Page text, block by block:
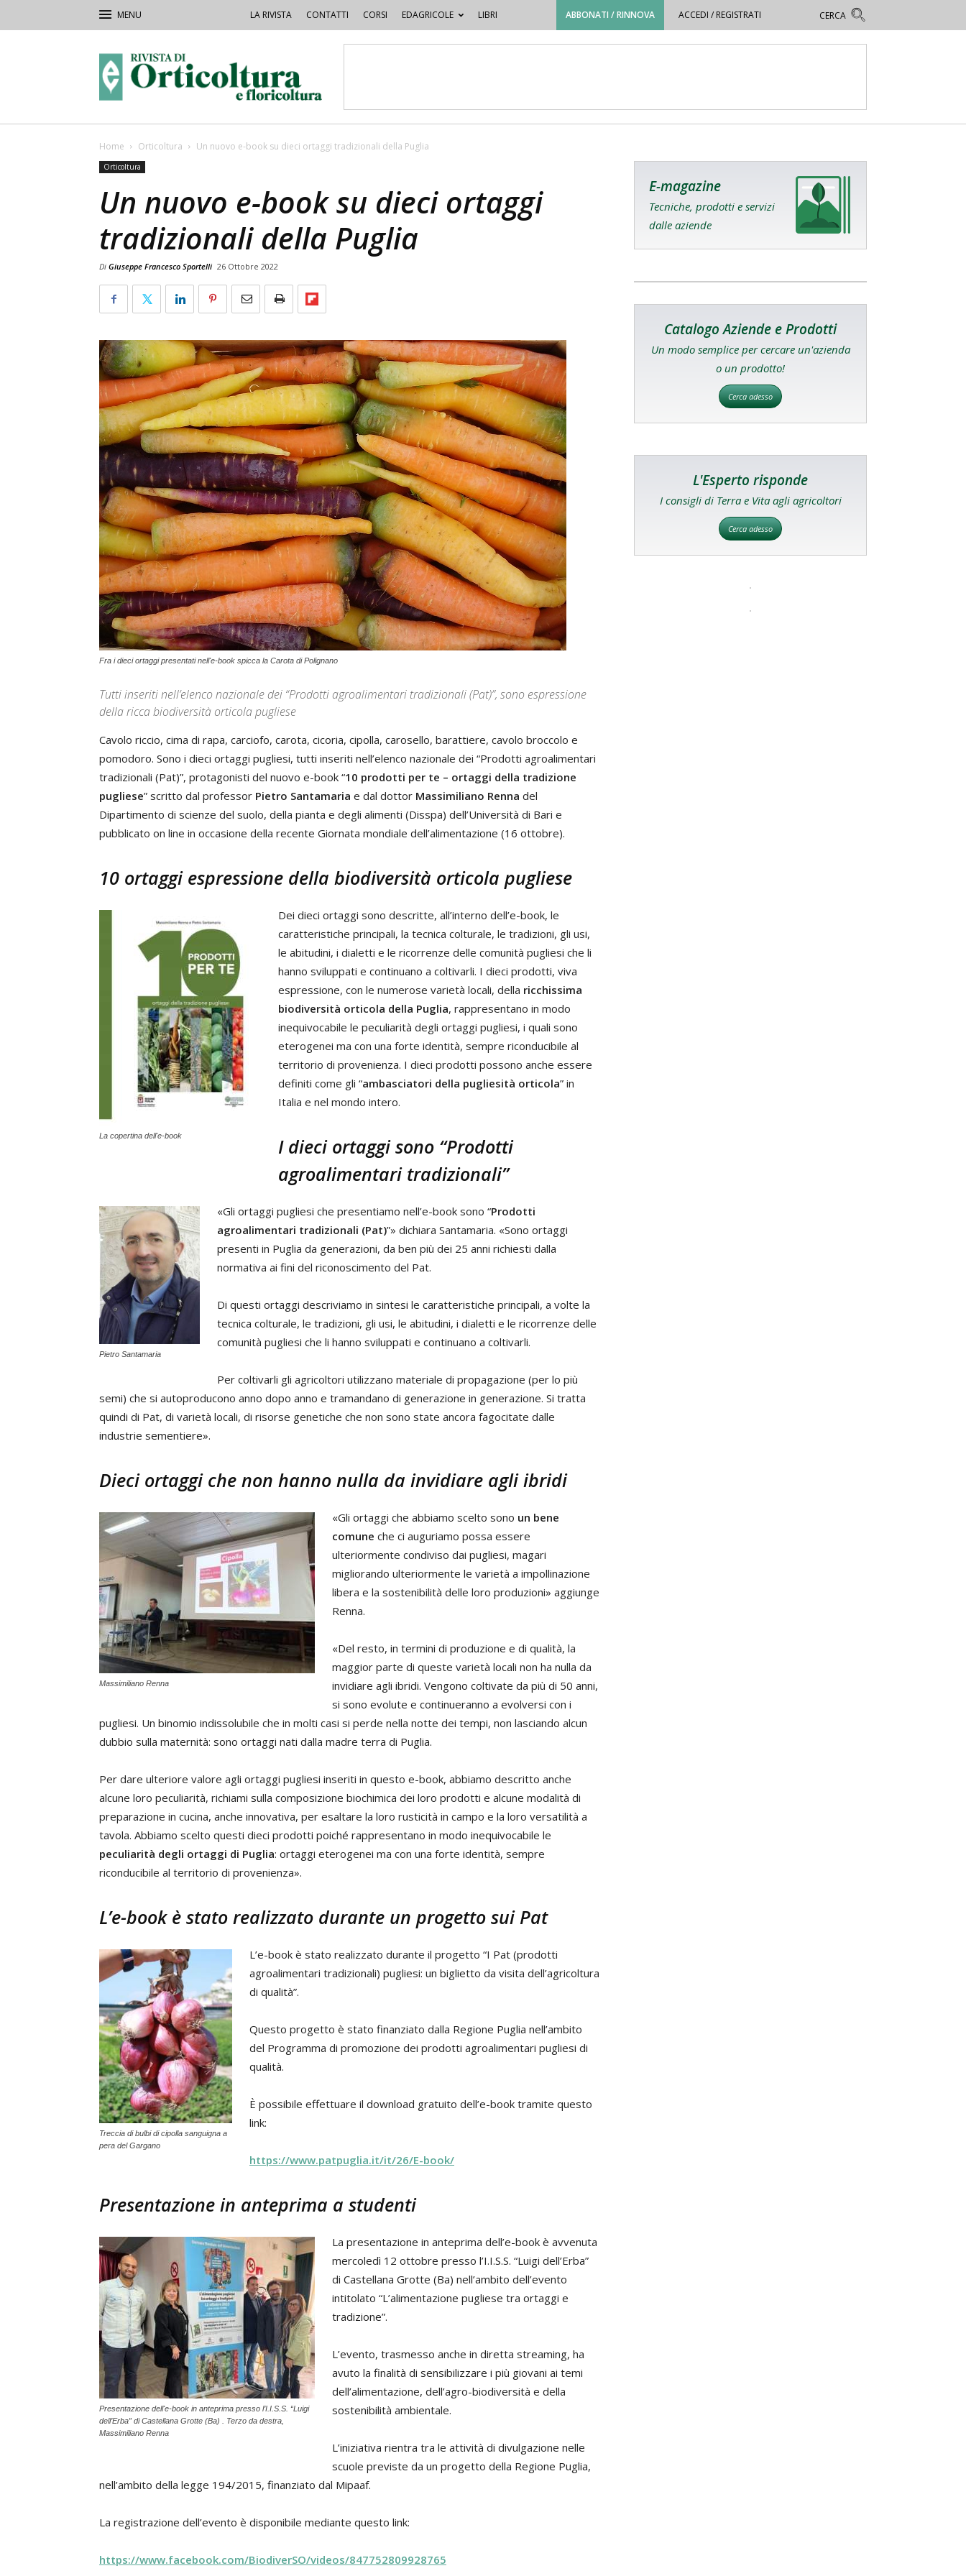
LA RIVISTA CONTATTI CORSI EDAGRICOLE LIBRI ABBONATI / RINNOVA ACCEDI / REGISTRATI
Orticoltura
Home Orticoltura Un nuovo e-book su dieci ortaggi tradizionali della Puglia
Orticoltura
Un nuovo e-book su dieci ortaggi
tradizionali della Puglia
Di Giuseppe Francesco Sportelli 26 Ottobre 2022
Fra i dieci ortaggi presentati nell'e-book spicca la Carota di Polignano
Tutti inseriti nell’elenco nazionale dei “Prodotti agroalimentari tradizionali (Pat)”, sono espressione
della ricca biodiversità orticola pugliese
Cavolo riccio, cima di rapa, carciofo, carota, cicoria, cipolla, carosello, barattiere, cavolo broccolo e
pomodoro. Sono i dieci ortaggi pugliesi, tutti inseriti nell’elenco nazionale dei “Prodotti agroalimentari
tradizionali (Pat)”, protagonisti del nuovo e-book “10 prodotti per te – ortaggi della tradizione
pugliese” scritto dal professor Pietro Santamaria e dal dottor Massimiliano Renna del
Dipartimento di scienze del suolo, della pianta e degli alimenti (Disspa) dell’Università di Bari e
pubblicato on line in occasione della recente Giornata mondiale dell’alimentazione (16 ottobre).
10 ortaggi espressione della biodiversità orticola pugliese
La copertina dell'e-book
Dei dieci ortaggi sono descritte, all’interno dell’e-book, le
caratteristiche principali, la tecnica colturale, le tradizioni, gli usi,
le abitudini, i dialetti e le ricorrenze delle comunità pugliesi che li
hanno sviluppati e continuano a coltivarli. I dieci prodotti, viva
espressione, con le numerose varietà locali, della ricchissima
biodiversità orticola della Puglia, rappresentano in modo
inequivocabile le peculiarità degli ortaggi pugliesi, i quali sono
eterogenei ma con una forte identità, sempre riconducibile al
territorio di provenienza. I dieci prodotti possono anche essere
definiti come gli “ambasciatori della pugliesità orticola” in
Italia e nel mondo intero.
I dieci ortaggi sono “Prodotti
agroalimentari tradizionali”
Pietro Santamaria
«Gli ortaggi pugliesi che presentiamo nell’e-book sono “Prodotti
agroalimentari tradizionali (Pat)”» dichiara Santamaria. «Sono ortaggi
presenti in Puglia da generazioni, da ben più dei 25 anni richiesti dalla
normativa ai fini del riconoscimento del Pat.
Di questi ortaggi descriviamo in sintesi le caratteristiche principali, a volte la
tecnica colturale, le tradizioni, gli usi, le abitudini, i dialetti e le ricorrenze delle
comunità pugliesi che li hanno sviluppati e continuano a coltivarli.
Per coltivarli gli agricoltori utilizzano materiale di propagazione (per lo più
semi) che si autoproducono anno dopo anno e tramandano di generazione in generazione. Si tratta
quindi di Pat, di varietà locali, di risorse genetiche che non sono state ancora fagocitate dalle
industrie sementiere».
Dieci ortaggi che non hanno nulla da invidiare agli ibridi
Massimiliano Renna
«Gli ortaggi che abbiamo scelto sono un bene
comune che ci auguriamo possa essere
ulteriormente condiviso dai pugliesi, magari
migliorando ulteriormente le varietà a impollinazione
libera e la sostenibilità delle loro produzioni» aggiunge
Renna.
«Del resto, in termini di produzione e di qualità, la
maggior parte di queste varietà locali non ha nulla da
invidiare agli ibridi. Vengono coltivate da più di 50 anni,
si sono evolute e continueranno a evolversi con i
pugliesi. Un binomio indissolubile che in molti casi si perde nella notte dei tempi, non lasciando alcun
dubbio sulla maternità: sono ortaggi nati dalla madre terra di Puglia.
Per dare ulteriore valore agli ortaggi pugliesi inseriti in questo e-book, abbiamo descritto anche
alcune loro peculiarità, richiami sulla composizione biochimica dei loro prodotti e alcune modalità di
preparazione in cucina, anche innovativa, per esaltare la loro rusticità in campo e la loro versatilità a
tavola. Abbiamo scelto questi dieci prodotti poiché rappresentano in modo inequivocabile le
peculiarità degli ortaggi di Puglia: ortaggi eterogenei ma con una forte identità, sempre
riconducibile al territorio di provenienza».
L’e-book è stato realizzato durante un progetto sui Pat
Treccia di bulbi di cipolla sanguigna a
pera del Gargano
L’e-book è stato realizzato durante il progetto “I Pat (prodotti
agroalimentari tradizionali) pugliesi: un biglietto da visita dell’agricoltura
di qualità”.
Questo progetto è stato finanziato dalla Regione Puglia nell’ambito
del Programma di promozione dei prodotti agroalimentari pugliesi di
qualità.
È possibile effettuare il download gratuito dell’e-book tramite questo
link:
https://www.patpuglia.it/it/26/E-book/
Presentazione in anteprima a studenti
Presentazione dell'e-book in anteprima presso l’I.I.S.S. “Luigi
dell’Erba” di Castellana Grotte (Ba) . Terzo da destra,
Massimiliano Renna
La presentazione in anteprima dell’e-book è avvenuta
mercoledì 12 ottobre presso l’I.I.S.S. “Luigi dell’Erba”
di Castellana Grotte (Ba) nell’ambito dell’evento
intitolato “L’alimentazione pugliese tra ortaggi e
tradizione”.
L’evento, trasmesso anche in diretta streaming, ha
avuto la finalità di sensibilizzare i più giovani ai temi
dell’alimentazione, dell’agro-biodiversità e della
sostenibilità ambientale.
L’iniziativa rientra tra le attività di divulgazione nelle
scuole previste da un progetto della Regione Puglia,
nell’ambito della legge 194/2015, finanziato dal Mipaaf.
La registrazione dell’evento è disponibile mediante questo link:
https://www.facebook.com/BiodiverSO/videos/847752809928765
E-magazine
Tecniche, prodotti e servizi
dalle aziende
Catalogo Aziende e Prodotti
Un modo semplice per cercare un'azienda
o un prodotto!
Cerca adesso
L'Esperto risponde
I consigli di Terra e Vita agli agricoltori
Cerca adesso